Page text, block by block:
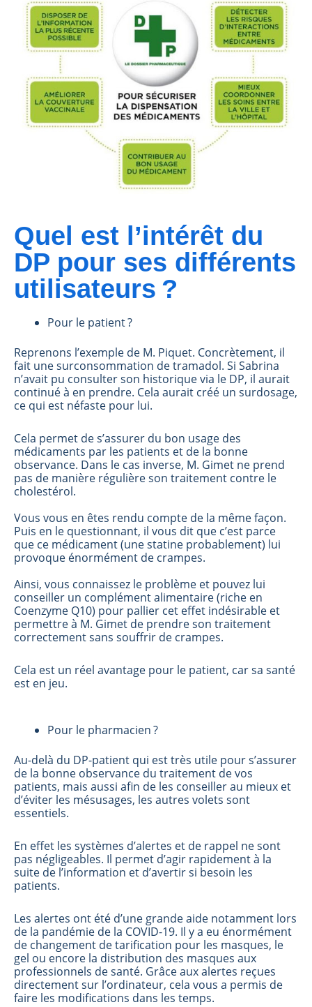
Quel est l’intérêt du
DP pour ses différents
utilisateurs ?
Pour le patient ?
Reprenons l’exemple de M. Piquet. Concrètement, il
fait une surconsommation de tramadol. Si Sabrina
n’avait pu consulter son historique via le DP, il aurait
continué à en prendre. Cela aurait créé un surdosage,
ce qui est néfaste pour lui.
Cela permet de s’assurer du bon usage des
médicaments par les patients et de la bonne
observance. Dans le cas inverse, M. Gimet ne prend
pas de manière régulière son traitement contre le
cholestérol.
Vous vous en êtes rendu compte de la même façon.
Puis en le questionnant, il vous dit que c’est parce
que ce médicament (une statine probablement) lui
provoque énormément de crampes.
Ainsi, vous connaissez le problème et pouvez lui
conseiller un complément alimentaire (riche en
Coenzyme Q10) pour pallier cet effet indésirable et
permettre à M. Gimet de prendre son traitement
correctement sans souffrir de crampes.
Cela est un réel avantage pour le patient, car sa santé
est en jeu.
Pour le pharmacien ?
Au-delà du DP-patient qui est très utile pour s’assurer
de la bonne observance du traitement de vos
patients, mais aussi afin de les conseiller au mieux et
d’éviter les mésusages, les autres volets sont
essentiels.
En effet les systèmes d’alertes et de rappel ne sont
pas négligeables. Il permet d’agir rapidement à la
suite de l’information et d’avertir si besoin les
patients.
Les alertes ont été d’une grande aide notamment lors
de la pandémie de la COVID-19. Il y a eu énormément
de changement de tarification pour les masques, le
gel ou encore la distribution des masques aux
professionnels de santé. Grâce aux alertes reçues
directement sur l’ordinateur, cela vous a permis de
faire les modifications dans les temps.